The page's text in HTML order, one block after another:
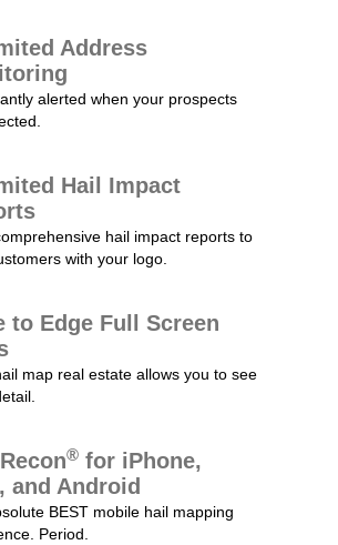
Address
alerted when your prospects
Hail Impact
hail impact reports to
with your logo.
to Edge Full Screen
map real estate allows you to see
® for iPhone,
and Android
BEST mobile hail mapping
Period.